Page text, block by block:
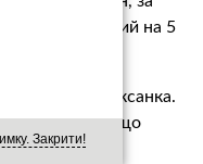
Закрити!
був зaсуджений на 5
донечка Оксанка.
все-таки, що
немає, запuв,